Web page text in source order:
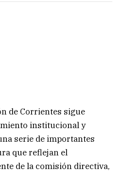
de Corrientes sigue
institucional y
serie de importantes
que reflejan el
de la comisión directiva,